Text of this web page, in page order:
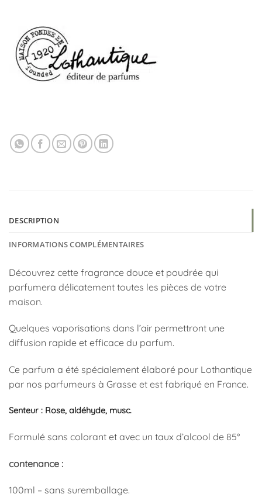
DESCRIPTION
INFORMATIONS COMPLÉMENTAIRES
Découvrez cette fragrance douce et poudrée qui
parfumera délicatement toutes les pièces de votre
maison.
Quelques vaporisations dans l’air permettront une
diffusion rapide et efficace du parfum.
Ce parfum a été spécialement élaboré pour Lothantique
par nos parfumeurs à Grasse et est fabriqué en France.
Senteur : Rose, aldéhyde, musc.
Formulé sans colorant et avec un taux d’alcool de 85°
contenance :
100ml – sans suremballage.